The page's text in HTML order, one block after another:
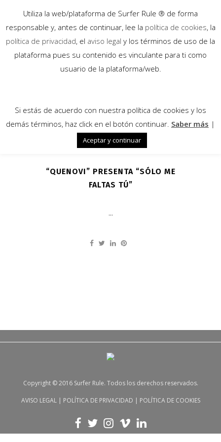
25
“QUENOVI” PRESENTA “SÓLO ME
FALTAS TÚ”
...
Copyright © 2016 Surfer Rule. Todos los derechos reservados.
AVISO LEGAL| POLÍTICA DE PRIVACIDAD | POLÍTICA DE COOKIES
Utiliza la web/plataforma de Surfer Rule ® de forma
responsable y, antes de continuar, lee la política de cookies, la
política de privacidad, el aviso legal y los términos de uso de la
plataforma pues su contenido es vinculante para ti como
usuario de la plataforma/web.
Si estás de acuerdo con nuestra política de cookies y los
demás términos, haz click en el botón continuar. Saber más |
Aceptar y continuar